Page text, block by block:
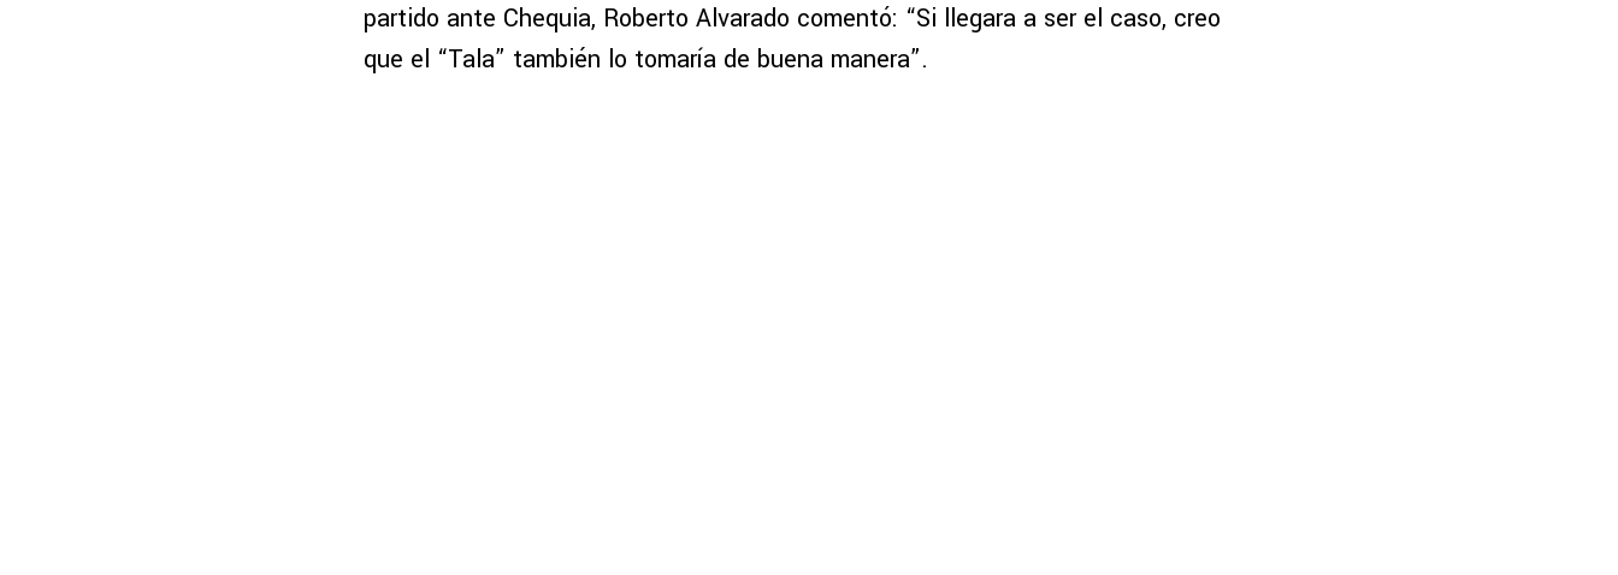
partido ante Chequia, Roberto Alvarado comentó: “Si llegara a ser el caso, creo
que el “Tala” también lo tomaría de buena manera”.